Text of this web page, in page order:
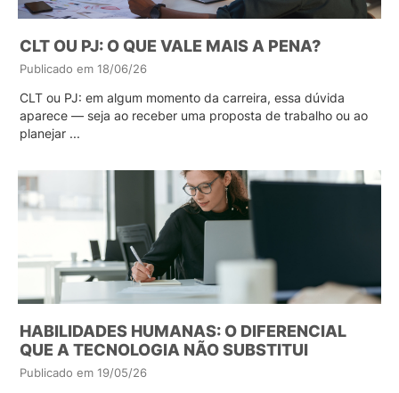
CLT OU PJ: O QUE VALE MAIS A PENA?
Publicado em 18/06/26
CLT ou PJ: em algum momento da carreira, essa dúvida
aparece — seja ao receber uma proposta de trabalho ou ao
planejar ...
HABILIDADES HUMANAS: O DIFERENCIAL
QUE A TECNOLOGIA NÃO SUBSTITUI
Publicado em 19/05/26